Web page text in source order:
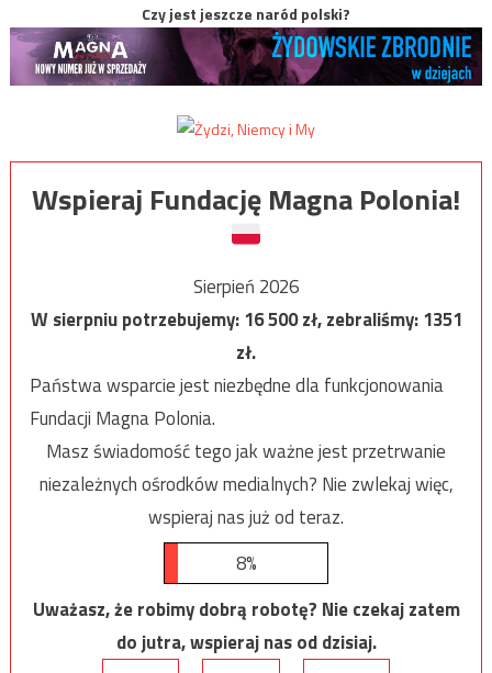
Czy jest jeszcze naród polski?
Wspieraj Fundację Magna Polonia!
Sierpień 2026
W sierpniu potrzebujemy:16 500zł, zebraliśmy:1351
zł.
Państwa wsparcie jest niezbędne dla funkcjonowania
Fundacji Magna Polonia.
Masz świadomość tego jak ważne jest przetrwanie
niezależnych ośrodków medialnych? Nie zwlekaj więc,
wspieraj nas już od teraz.
8%
Uważasz, że robimy dobrą robotę? Nie czekaj zatem
do jutra, wspieraj nas od dzisiaj.